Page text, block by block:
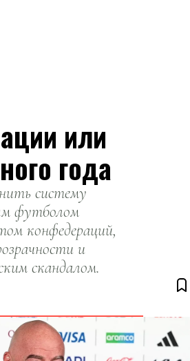
или
года
систему
футболом
конфедераций,
и
скандалом.